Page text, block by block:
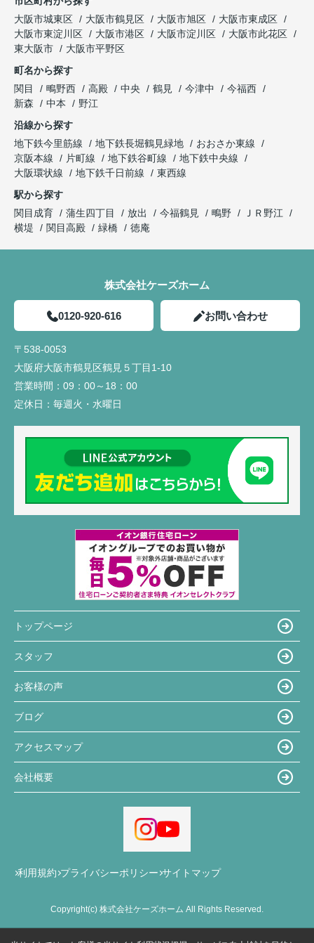
大阪市城東区
大阪市鶴見区 大阪市旭区
大阪市東成区
大阪市東淀川区
大阪市港区 大阪市淀川区
大阪市此花区
東大阪市
大阪市平野区
町名から探す
関目
鴫野西 高殿 中央 鶴見 今津中
今福西
新森
中本
野江
沿線から探す
地下鉄今里筋線
地下鉄長堀鶴見緑地
おおさか東線
京阪本線
片町線 地下鉄谷町線
地下鉄中央線
大阪環状線
地下鉄千日前線
東西線
駅から探す
関目成育
蒲生四丁目 放出 今福鶴見 鴫野
ＪＲ野江
横堤
関目高殿 緑橋 徳庵
株式会社ケーズホーム
0120-920-616 お問い合わせ
〒538-0053
大阪府大阪市鶴見区鶴見５丁目1-10
営業時間： 09：00～18：00
定休日： 毎週火・水曜日
トップページ
スタッフ
お客様の声
ブログ
アクセスマップ
会社概要
利用規約 プライバシーポリシー サイトマップ
Copyright(c) 株式会社ケーズホーム All Rights Reserved.